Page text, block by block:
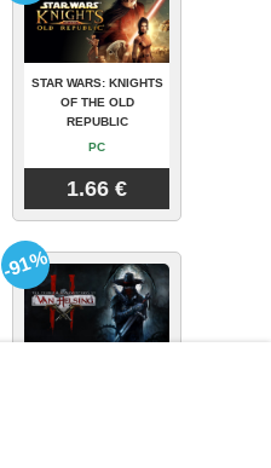
STAR WARS: KNIGHTS
OF THE OLD
REPUBLIC
PC
1.66 €
-91%